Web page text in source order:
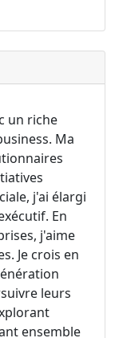
un riche
Ma
j'ai élargi
En
j'aime
Je crois en
leurs
ensemble